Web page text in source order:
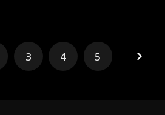
látigo y cuchillo contra sus
El príncipe la cree dócil, ¡pero
los fantasmas temen su lado salvaje!
3 4 5